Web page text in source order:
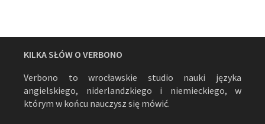
KILKA SŁÓW O VERBONO
Verbono to wrocławskie studio nauki języka
angielskiego, niderlandzkiego i niemieckiego, w
którym w końcu nauczysz się mówić.